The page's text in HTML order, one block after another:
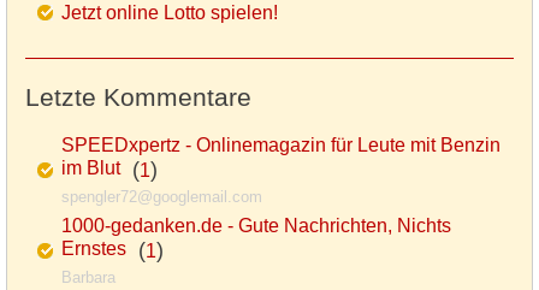
Jetzt online Lotto spielen!
Letzte Kommentare
SPEEDxpertz - Onlinemagazin für Leute mit Benzin
im Blut(1)
spengler72@googlemail.com
1000-gedanken.de - Gute Nachrichten, Nichts
Ernstes (1)
Barbara